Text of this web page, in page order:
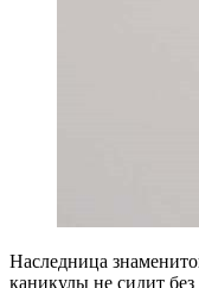
Наследница
каникулы не сидит